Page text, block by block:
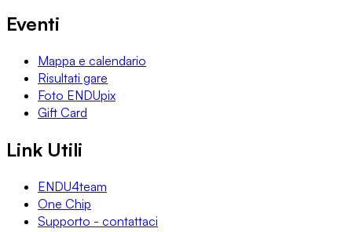
Eventi
Mappa e calendario
Risultati gare
Foto ENDUpix
Gift Card
Link Utili
ENDU4team
One Chip
Supporto - contattaci